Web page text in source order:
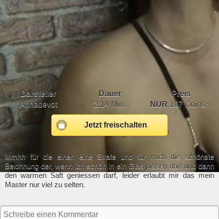
Darsteller Dauer
Preis
Annadevot
2:14 Min. NUR 107 Coins √
Jetzt freischalten
Mmhh für die einen eine Strafe und für mich die schönste
Belohnung der, wenn ich schön in ein Glas pissen darf und dann
den warmen Saft geniessen darf, leider erlaubt mir das mein
Master nur viel zu selten.